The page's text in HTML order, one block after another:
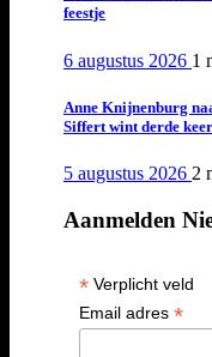
feestje
6 augustus 2026 1
Anne Knijnenburg
Siffert wint derde
5 augustus 2026 2
Aanmelden
*Verplicht veld
Email adres *